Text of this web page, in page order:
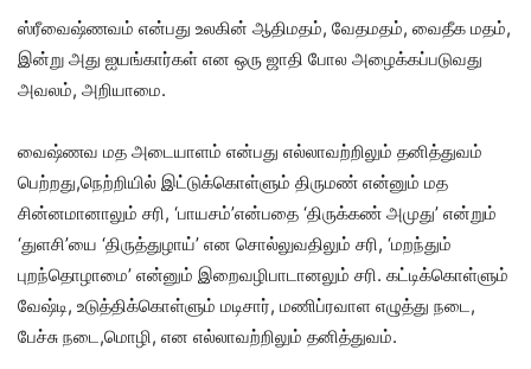
ஸ்ரீவைஷ்ணவம் என்பது உலகின் ஆதிமதம், வேதமதம், வைதீக மதம்,
இன்று அது ஐயங்கார்கள் என ஒரு ஜாதி போல அழைக்கப்படுவது
அவலம், அறியாமை.
வைஷ்ணவ மத அடையாளம் என்பது எல்லாவற்றிலும் தனித்துவம்
பெற்றது,நெற்றியில் இட்டுக்கொள்ளும் திருமண் என்னும் மத
சின்னமானாலும் சரி, ‘பாயசம்’என்பதை ‘திருக்கண் அமுது’ என்றும்
‘துளசி’யை ‘திருத்துழாய்’ என சொல்லுவதிலும் சரி, ‘மறந்தும்
புறந்தொழாமை’ என்னும் இறைவழிபாடானலும் சரி. கட்டிக்கொள்ளும்
வேஷ்டி, உடுத்திக்கொள்ளும் மடிசார், மணிப்ரவாள எழுத்து நடை,
பேச்சு நடை,மொழி, என எல்லாவற்றிலும் தனித்துவம்.